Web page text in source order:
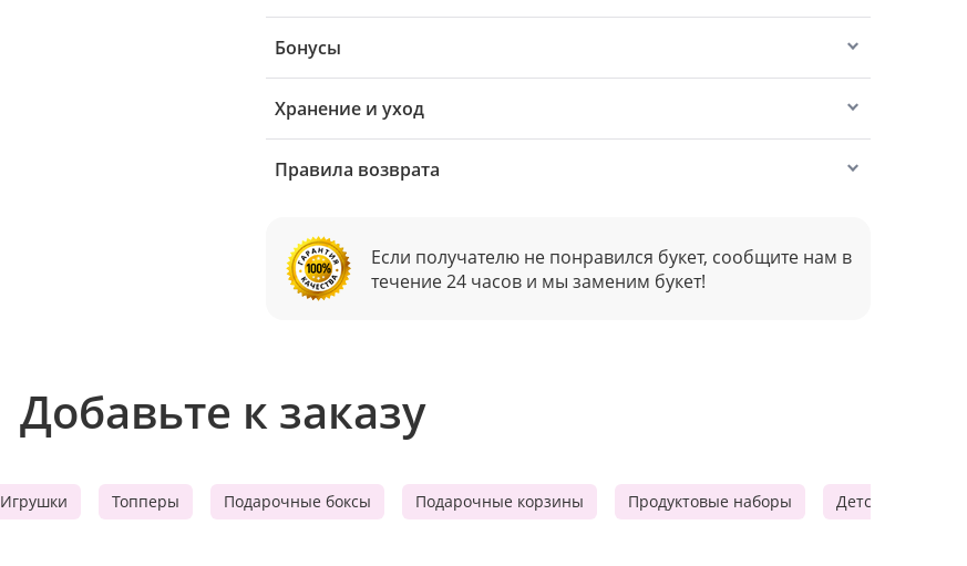
Бонусы
Хранение и уход
Правила возврата
Если получателю не понравился букет, сообщите нам в
течение 24 часов и мы заменим букет!
Добавьте к заказу
Игрушки Топперы Подарочные боксы Подарочные корзины Продуктовые наборы Детские подарки